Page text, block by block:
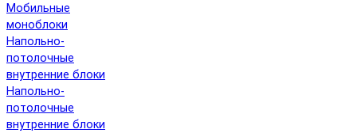
Мобильные
моноблоки
Напольно-
потолочные
внутренние блоки
Напольно-
потолочные
внутренние блоки